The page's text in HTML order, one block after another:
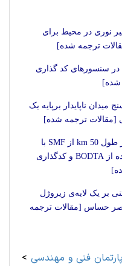
نوری در محیط برای
ترجمه شده]
در سنسورهای کد گذاری
ناپایدار برپایه یک
[مقالات ترجمه شده]
حسگر توزیعی دما و کشش در طول 50 km از SMF با
رزولوشن مکانی 1 m با استفاده از BODTA و کدگذاری
بر یک لایه‌ی زیروژل
حساس [مقالات ترجمه
فنی و مهندسی >